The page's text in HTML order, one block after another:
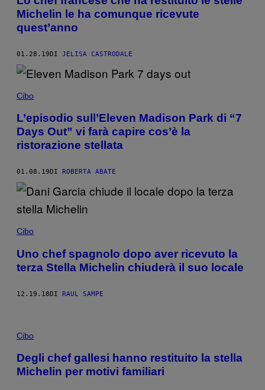
Michelin le ha comunque ricevute
quest’anno
01.28.19DI JELISA CASTRODALE
Cibo
L’episodio sull’Eleven Madison Park di “7
Days Out” vi farà capire cos’è la
ristorazione stellata
01.08.19 DI ROBERTA ABATE
Cibo
Uno chef spagnolo dopo aver ricevuto la
terza Stella Michelin chiuderà il suo locale
12.19.18DI RAUL SAMPE
Cibo
Degli chef gallesi hanno restituito la stella
Michelin per motivi familiari